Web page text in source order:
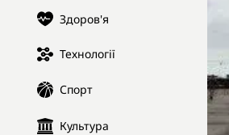
Здоров'я
Технології
Спорт
Культура